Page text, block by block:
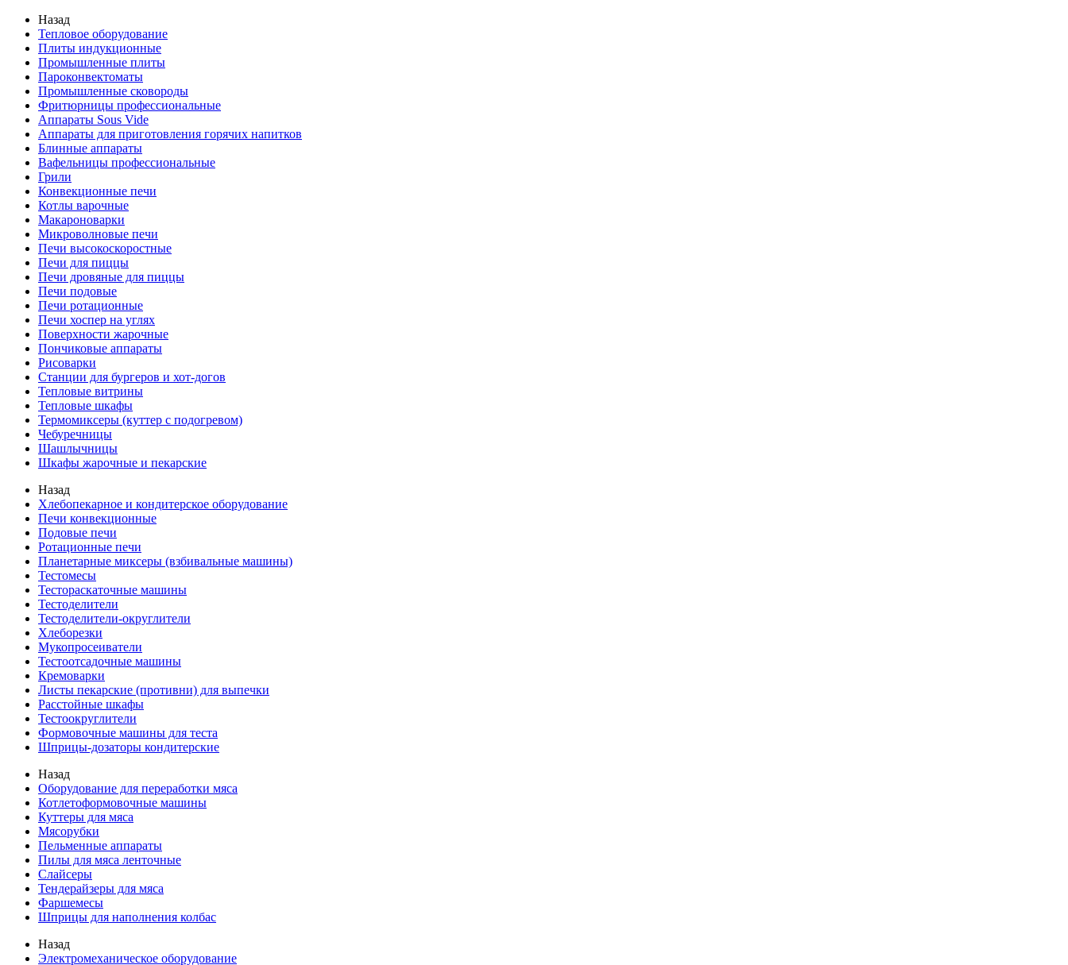
Назад
Тепловое оборудование
Плиты индукционные
Промышленные плиты
Пароконвектоматы
Промышленные сковороды
Фритюрницы профессиональные
Аппараты Sous Vide
Аппараты для приготовления горячих напитков
Блинные аппараты
Вафельницы профессиональные
Грили
Конвекционные печи
Котлы варочные
Макароноварки
Микроволновые печи
Печи высокоскоростные
Печи для пиццы
Печи дровяные для пиццы
Печи подовые
Печи ротационные
Печи хоспер на углях
Поверхности жарочные
Пончиковые аппараты
Рисоварки
Станции для бургеров и хот-догов
Тепловые витрины
Тепловые шкафы
Термомиксеры (куттер с подогревом)
Чебуречницы
Шашлычницы
Шкафы жарочные и пекарские
Назад
Хлебопекарное и кондитерское оборудование
Печи конвекционные
Подовые печи
Ротационные печи
Планетарные миксеры (взбивальные машины)
Тестомесы
Тестораскаточные машины
Тестоделители
Тестоделители-округлители
Хлеборезки
Мукопросеиватели
Тестоотсадочные машины
Кремоварки
Листы пекарские (противни) для выпечки
Расстойные шкафы
Тестоокруглители
Формовочные машины для теста
Шприцы-дозаторы кондитерские
Назад
Оборудование для переработки мяса
Котлетоформовочные машины
Куттеры для мяса
Мясорубки
Пельменные аппараты
Пилы для мяса ленточные
Слайсеры
Тендерайзеры для мяса
Фаршемесы
Шприцы для наполнения колбас
Назад
Электромеханическое оборудование